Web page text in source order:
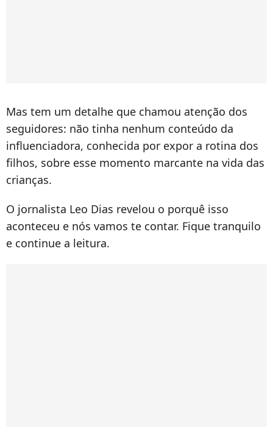
Mas tem um detalhe que chamou atenção dos
seguidores: não tinha nenhum conteúdo da
influenciadora, conhecida por expor a rotina dos
filhos, sobre esse momento marcante na vida das
crianças.
O jornalista Leo Dias revelou o porquê isso
aconteceu e nós vamos te contar. Fique tranquilo
e continue a leitura.